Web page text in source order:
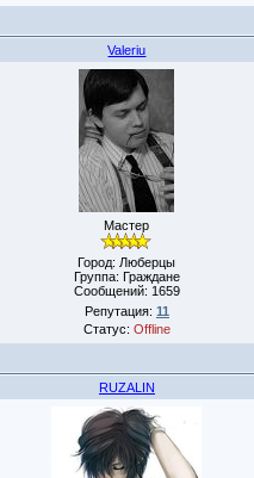
Valeriu
Мастер
Город: Люберцы
Группа: Граждане
Сообщений: 1659
Репутация: 11
Статус: Offline
RUZALIN